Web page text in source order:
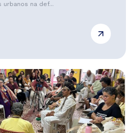
urbanos na def...